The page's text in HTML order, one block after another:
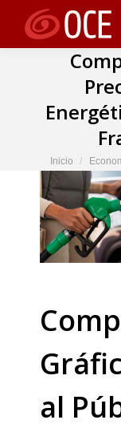
Estás aquí:
Inicio
al